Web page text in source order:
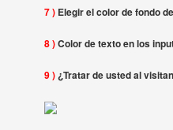
7 ) Elegir el color de fondo
8 )Color de texto en los
9 )¿Tratar de usted al